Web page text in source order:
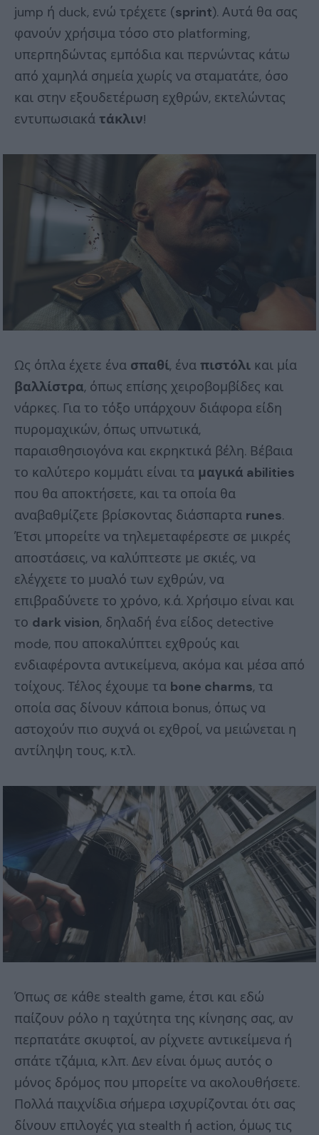
jump ή duck, ενώ τρέχετε (sprint). Αυτά θα σας
φανούν χρήσιμα τόσο στο platforming,
υπερπηδώντας εμπόδια και περνώντας κάτω
από χαμηλά σημεία χωρίς να σταματάτε, όσο
και στην εξουδετέρωση εχθρών, εκτελώντας
εντυπωσιακά τάκλιν!
Ως όπλα έχετε ένα σπαθί, ένα πιστόλι και μία
βαλλίστρα, όπως επίσης χειροβομβίδες και
νάρκες. Για το τόξο υπάρχουν διάφορα είδη
πυρομαχικών, όπως υπνωτικά,
παραισθησιογόνα και εκρηκτικά βέλη. Βέβαια
το καλύτερο κομμάτι είναι τα μαγικά abilities
που θα αποκτήσετε, και τα οποία θα
αναβαθμίζετε βρίσκοντας διάσπαρτα runes.
Έτσι μπορείτε να τηλεμεταφέρεστε σε μικρές
αποστάσεις, να καλύπτεστε με σκιές, να
ελέγχετε το μυαλό των εχθρών, να
επιβραδύνετε το χρόνο, κ.ά. Χρήσιμο είναι και
το dark vision, δηλαδή ένα είδος detective
mode, που αποκαλύπτει εχθρούς και
ενδιαφέροντα αντικείμενα, ακόμα και μέσα από
τοίχους. Τέλος έχουμε τα bone charms, τα
οποία σας δίνουν κάποια bonus, όπως να
αστοχούν πιο συχνά οι εχθροί, να μειώνεται η
αντίληψη τους, κ.τλ.
Όπως σε κάθε stealth game, έτσι και εδώ
παίζουν ρόλο η ταχύτητα της κίνησης σας, αν
περπατάτε σκυφτοί, αν ρίχνετε αντικείμενα ή
σπάτε τζάμια, κ.λπ. Δεν είναι όμως αυτός ο
μόνος δρόμος που μπορείτε να ακολουθήσετε.
Πολλά παιχνίδια σήμερα ισχυρίζονται ότι σας
δίνουν επιλογές για stealth ή action, όμως τις